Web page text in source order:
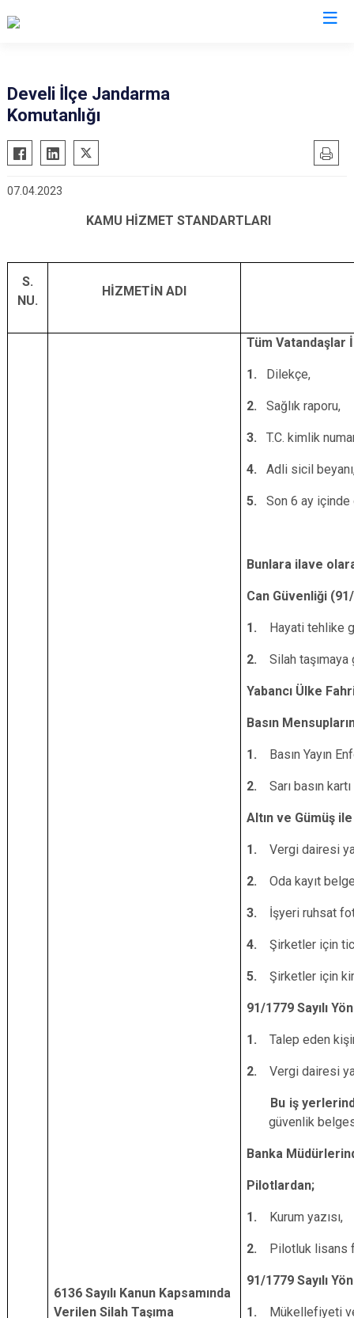
Akkışla
Bünyan
Felahiye
Melikgazi
Talas
Yeşilhisar
Develi İlçe Jandarma
Komutanlığı
07.04.2023
KAMU HİZMET STANDARTLARI
S.
NU.
HİZMETİN ADI
6136 Sayılı Kanun Kapsamında
Verilen Silah Taşıma
Tüm Vatandaşlar
1. Dilekçe,
2. Sağlık raporu,
3. T.C. kimlik
4. Adli sicil
5. Son 6 ay
Bunlara ilave
Can Güvenliği (
1. Hayati tehlike
2. Silah
Yabancı Ülke
Basın
1. Basın Yayın
2. Sarı basın
Altın ve Gümüş
1. Vergi dairesi
2. Oda kayıt
3. İşyeri ruhsat
4. Şirketler için
5. Şirketler için
91/1779 Sayılı
1. Talep eden
2. Vergi dairesi
Bu iş
güvenlik
Banka
Pilotlardan;
1. Kurum yazısı,
2. Pilotluk lisans
91/1779 Sayılı
1. Mükellefiyeti